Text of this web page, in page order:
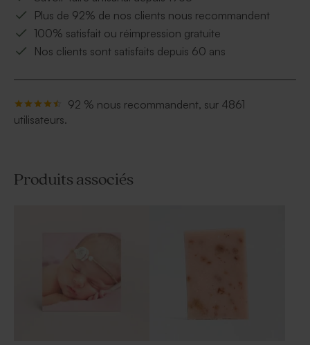
Plus de 92% de nos clients nous recommandent
100% satisfait ou réimpression gratuite
Nos clients sont satisfaits depuis 60 ans
92 % nous recommandent, sur 4861
utilisateurs.
Produits associés